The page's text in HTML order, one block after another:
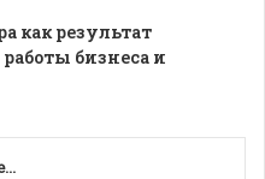
как результат
бизнеса и